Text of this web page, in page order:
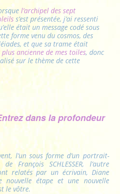
l’archipel des sept
s’est présentée, j’ai ressenti
était un message codé sous
forme venu du cosmos, des
et que sa trame était
plus ancienne de mes toiles, donc
sur le thème de cette
dans la profondeur
l’un sous forme d’un portrait-
François SCHLESSER, l’autre
relatés par un écrivain, Diane
nouvelle étape et une nouvelle
le vôtre.